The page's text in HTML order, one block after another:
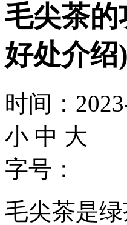
毛尖茶
好处介绍)
时间：
小 中 大
字号：
毛尖茶是